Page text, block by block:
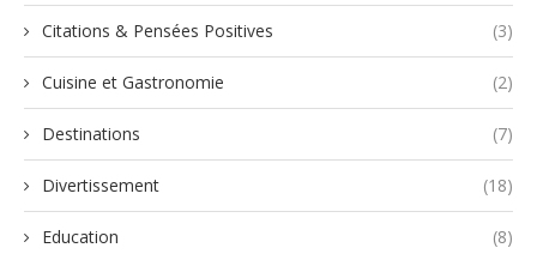
Citations & Pensées Positives (3)
Cuisine et Gastronomie (2)
Destinations (7)
Divertissement (18)
Education (8)